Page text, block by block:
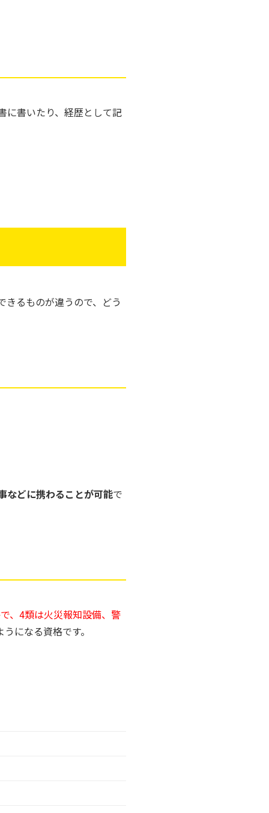
に書いたり、経歴として記
るものが違うので、どう
などに携わることが可能で
、4類は火災報知設備、警
になる資格です。